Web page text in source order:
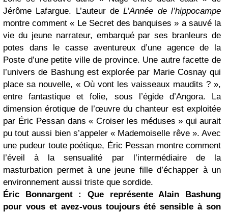
Jérôme Lafargue. L’auteur deL’Année de l’hippocampe
montre comment « Le Secret des banquises » a sauvé la
vie du jeune narrateur, embarqué par ses branleurs de
potes dans le casse aventureux d’une agence de la
Poste d’une petite ville de province. Une autre facette de
l’univers de Bashung est explorée par Marie Cosnay qui
place sa nouvelle, « Où vont les vaisseaux maudits ? »,
entre fantastique et folie, sous l’égide d’Angora. La
dimension érotique de l’œuvre du chanteur est exploitée
par Éric Pessan dans « Croiser les méduses » qui aurait
pu tout aussi bien s’appeler « Mademoiselle rêve ». Avec
une pudeur toute poétique, Éric Pessan montre comment
l’éveil à la sensualité par l’intermédiaire de la
masturbation permet à une jeune fille d’échapper à un
environnement aussi triste que sordide.
Éric Bonnargent : Que représente Alain Bashung
pour vous et avez-vous toujours été sensible à son